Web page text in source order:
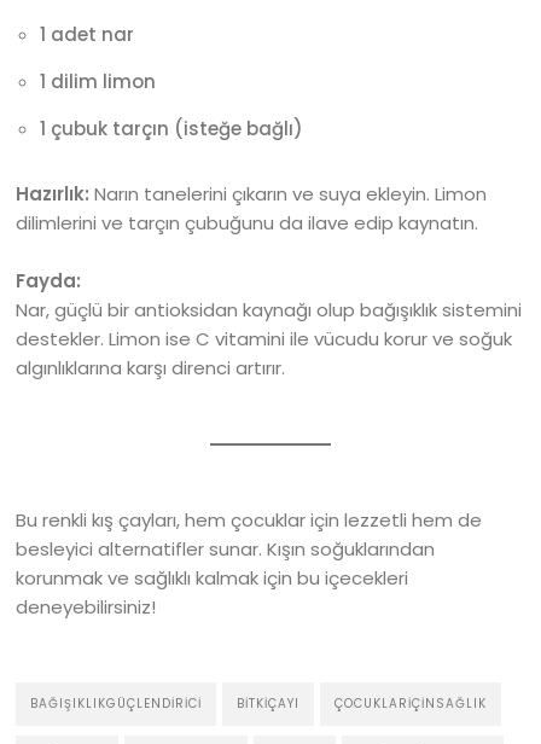
1 adet nar
1 dilim limon
1 çubuk tarçın (isteğe bağlı)
Hazırlık: Narın tanelerini çıkarın ve suya ekleyin. Limon
dilimlerini ve tarçın çubuğunu da ilave edip kaynatın.
Fayda:
Nar, güçlü bir antioksidan kaynağı olup bağışıklık sistemini
destekler. Limon ise C vitamini ile vücudu korur ve soğuk
algınlıklarına karşı direnci artırır.
Bu renkli kış çayları, hem çocuklar için lezzetli hem de
besleyici alternatifler sunar. Kışın soğuklarından
korunmak ve sağlıklı kalmak için bu içecekleri
deneyebilirsiniz!
BAĞIŞIKLIKGÜÇLENDIRICI BITKIÇAYI ÇOCUKLARİÇINSAĞLIK